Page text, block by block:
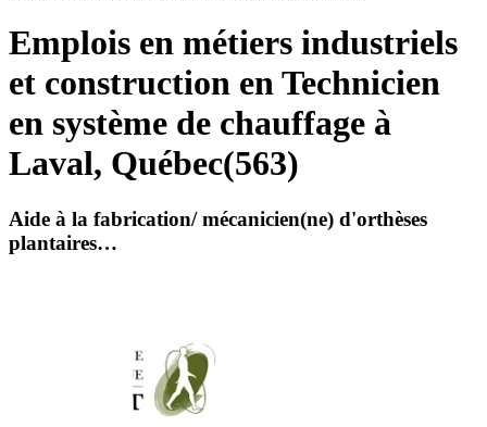
Emplois en métiers industriels
et construction en Technicien
en système de chauffage à
Laval, Québec(563)
Aide à la fabrication/ mécanicien(ne) d'orthèses
plantaires…